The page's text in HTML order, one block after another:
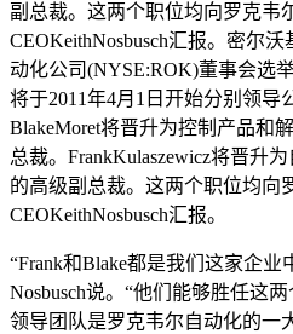
副总裁。这两个职位均向罗克韦
CEOKeithNosbusch汇报。密尔
动化公司(NYSE:ROK)董事会选
将于2011年4月1日开始分别领导
BlakeMoret将晋升为控制产品和
总裁。FrankKulaszewicz将晋升
的高级副总裁。这两个职位均向
CEOKeithNosbusch汇报。
“Frank和Blake都是我们这家企业
Nosbusch说。“他们能够胜任这
领导团队是罗克韦尔自动化的一